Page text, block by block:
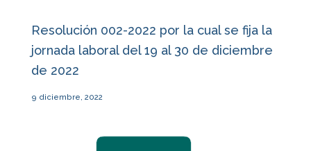
Resolución 002-2022 por la cual se fija la
jornada laboral del 19 al 30 de diciembre
de 2022
9 diciembre, 2022